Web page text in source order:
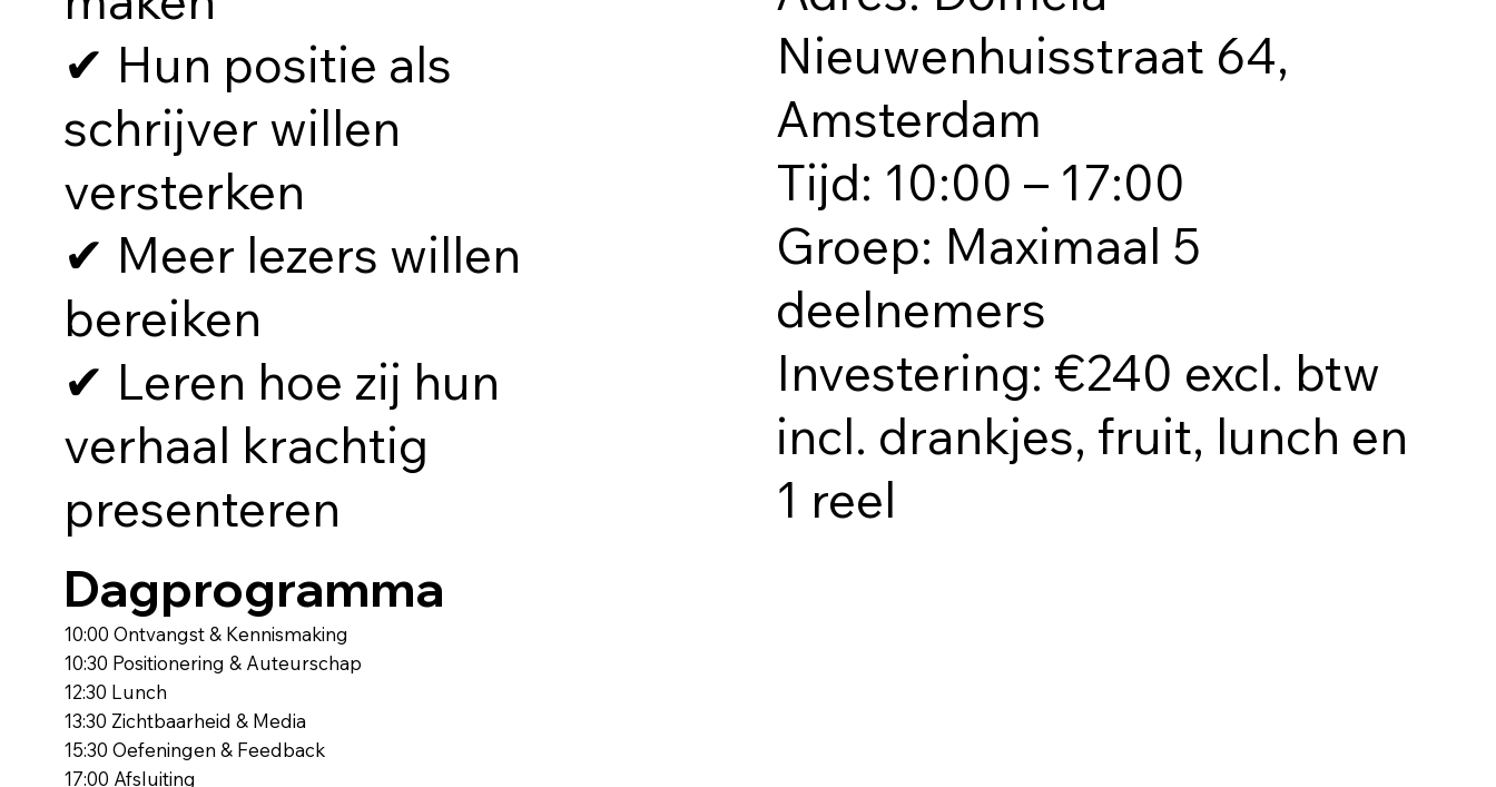
✔︎ Hun positie als
schrijver willen
versterken
✔︎ Meer lezers willen
bereiken
✔︎ Leren hoe zij hun
verhaal krachtig
presenteren
Nieuwenhuisstraat 64,
Amsterdam
Tijd: 10:00 – 17:00
Groep: Maximaal 5
deelnemers
Investering: €240 excl. btw
incl. drankjes, fruit, lunch en
1 reel
Dagprogramma
10:00 Ontvangst & Kennismaking
10:30 Positionering & Auteurschap
12:30 Lunch
13:30 Zichtbaarheid & Media
15:30 Oefeningen & Feedback
17:00 Afsluiting